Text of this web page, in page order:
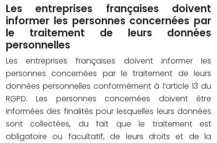
Les entreprises françaises doivent
informer les personnes concernées par
le traitement de leurs données
personnelles
Les entreprises françaises doivent informer les
personnes concernées par le traitement de leurs
données personnelles conformément à l’article 13 du
RGPD. Les personnes concernées doivent être
informées des finalités pour lesquelles leurs données
sont collectées, du fait que le traitement est
obligatoire ou facultatif, de leurs droits et de la